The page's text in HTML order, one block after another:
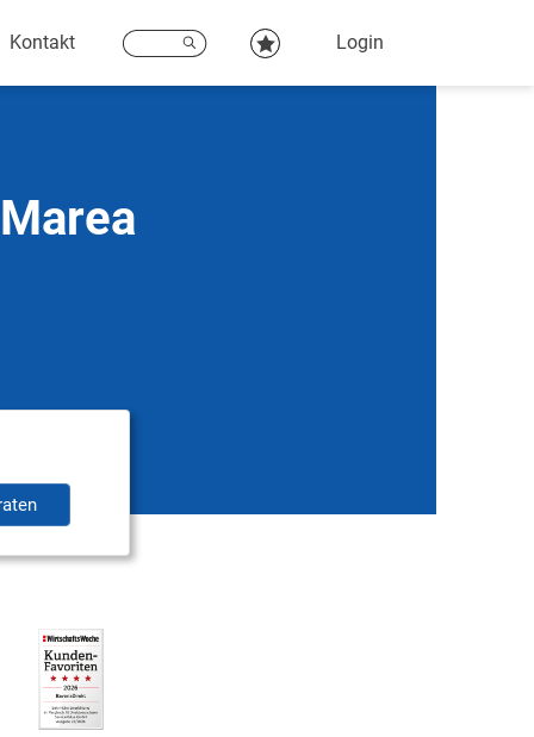
Kontakt Login